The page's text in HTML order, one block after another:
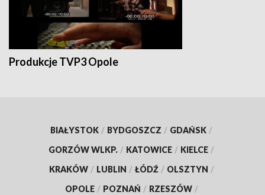
Produkcje TVP3 Opole
BIAŁYSTOK / BYDGOSZCZ / GDAŃSK /
GORZÓW WLKP. / KATOWICE / KIELCE /
KRAKÓW / LUBLIN / ŁÓDŹ / OLSZTYN /
OPOLE / POZNAŃ / RZESZÓW /